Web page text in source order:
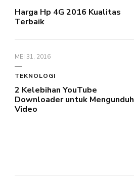
Harga Hp 4G 2016 Kualitas
Terbaik
MEI 31, 2016
TEKNOLOGI
2 Kelebihan YouTube
Downloader untuk Mengunduh
Video